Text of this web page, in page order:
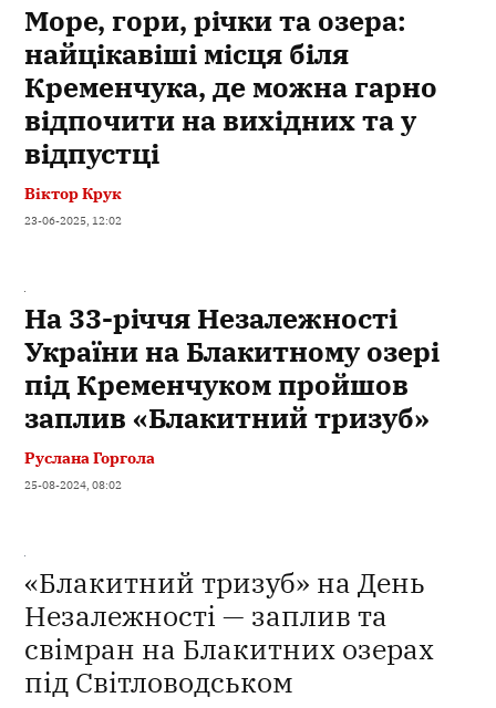
Море, гори, річки та озера:
найцікавіші місця біля
Кременчука, де можна гарно
відпочити на вихідних та у
відпустці
Віктор Крук
23-06-2025, 12:02
На 33-річчя Незалежності
України на Блакитному озері
під Кременчуком пройшов
заплив «Блакитний тризуб»
Руслана Горгола
25-08-2024, 08:02
«Блакитний тризуб» на День
Незалежності — заплив та
свімран на Блакитних озерах
під Світловодськом